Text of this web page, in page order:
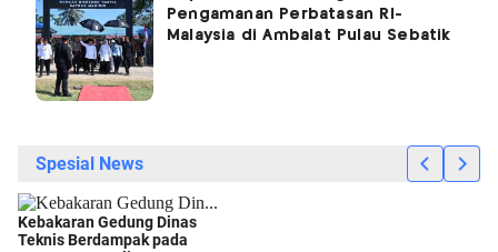
Pengamanan Perbatasan RI-
Malaysia di Ambalat Pulau Sebatik